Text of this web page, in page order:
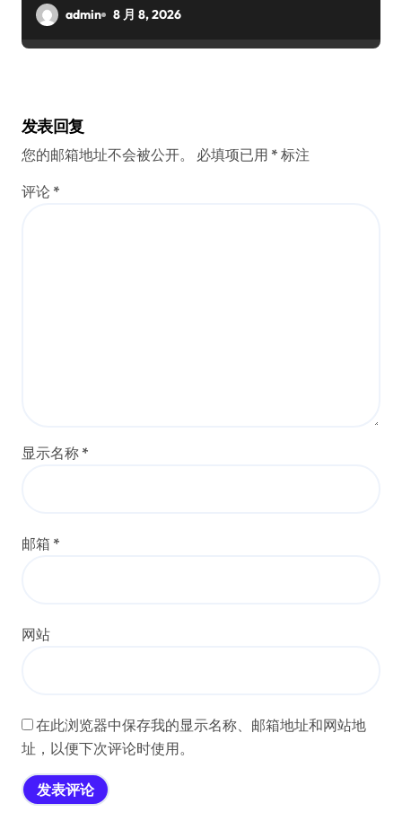
admin 8 月 8, 2026
发表回复
您的邮箱地址不会被公开。 必填项已用 * 标注
评论 *
显示名称 *
邮箱 *
网站
在此浏览器中保存我的显示名称、邮箱地址和网站地
址，以便下次评论时使用。